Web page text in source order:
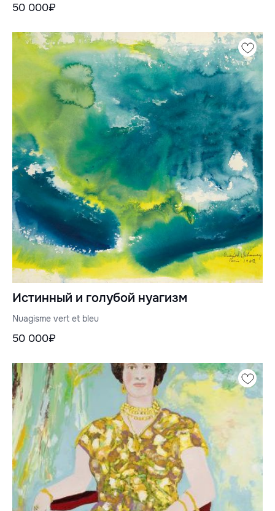
50 000₽
Истинный и голубой нуагизм
Nuagisme vert et bleu
50 000₽